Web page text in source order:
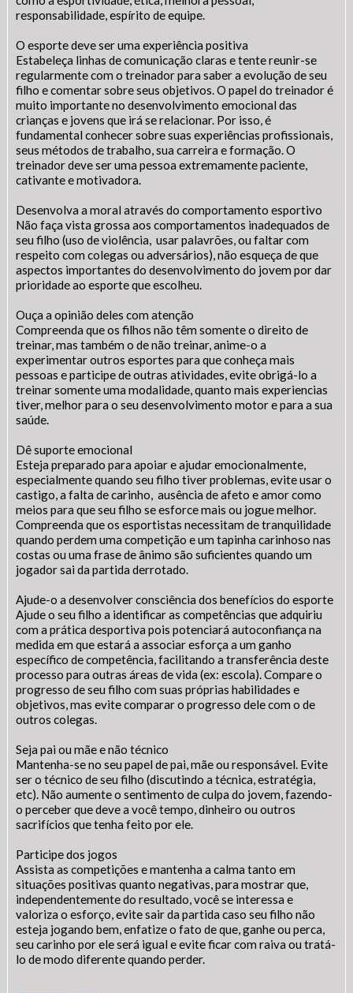
responsabilidade, espírito de equipe.
O esporte deve ser uma experiência positiva
Estabeleça linhas de comunicação claras e tente reunir-se
regularmente com o treinador para saber a evolução de seu
filho e comentar sobre seus objetivos. O papel do treinador é
muito importante no desenvolvimento emocional das
crianças e jovens que irá se relacionar. Por isso, é
fundamental conhecer sobre suas experiências profissionais,
seus métodos de trabalho, sua carreira e formação. O
treinador deve ser uma pessoa extremamente paciente,
cativante e motivadora.
Desenvolva a moral através do comportamento esportivo
Não faça vista grossa aos comportamentos inadequados de
seu filho (uso de violência, usar palavrões, ou faltar com
respeito com colegas ou adversários), não esqueça de que
aspectos importantes do desenvolvimento do jovem por dar
prioridade ao esporte que escolheu.
Ouça a opinião deles com atenção
Compreenda que os filhos não têm somente o direito de
treinar, mas também o de não treinar, anime-o a
experimentar outros esportes para que conheça mais
pessoas e participe de outras atividades, evite obrigá-lo a
treinar somente uma modalidade, quanto mais experiencias
tiver, melhor para o seu desenvolvimento motor e para a sua
saúde.
Dê suporte emocional
Esteja preparado para apoiar e ajudar emocionalmente,
especialmente quando seu filho tiver problemas, evite usar o
castigo, a falta de carinho, ausência de afeto e amor como
meios para que seu filho se esforce mais ou jogue melhor.
Compreenda que os esportistas necessitam de tranquilidade
quando perdem uma competição e um tapinha carinhoso nas
costas ou uma frase de ânimo são suficientes quando um
jogador sai da partida derrotado.
Ajude-o a desenvolver consciência dos benefícios do esporte
Ajude o seu filho a identificar as competências que adquiriu
com a prática desportiva pois potenciará autoconfiança na
medida em que estará a associar esforça a um ganho
específico de competência, facilitando a transferência deste
processo para outras áreas de vida (ex: escola). Compare o
progresso de seu filho com suas próprias habilidades e
objetivos, mas evite comparar o progresso dele com o de
outros colegas.
Seja pai ou mãe e não técnico
Mantenha-se no seu papel de pai, mãe ou responsável. Evite
ser o técnico de seu filho (discutindo a técnica, estratégia,
etc). Não aumente o sentimento de culpa do jovem, fazendo-
o perceber que deve a você tempo, dinheiro ou outros
sacrifícios que tenha feito por ele.
Participe dos jogos
Assista as competições e mantenha a calma tanto em
situações positivas quanto negativas, para mostrar que,
independentemente do resultado, você se interessa e
valoriza o esforço, evite sair da partida caso seu filho não
esteja jogando bem, enfatize o fato de que, ganhe ou perca,
seu carinho por ele será igual e evite ficar com raiva ou tratá-
lo de modo diferente quando perder.
Fonte normal: Clique na letra A
Aumentar a fonte: Clique na letra A+
Layout
Para alterar a cor do layout escuro/claro e vice versa
clique no ícone meia lua.
Senha
Senha
Enviar
Setor Responsável:Ouvidoria
E-mail:ouvidoria@novorepartimento.pa.gov.br
Telefone:(94) (94) 99139-5479
Endereço:Avenida dos Girassóis, Qd. 25, nº 15 – Bairro
Morumbi
CEP: 68.473-000
Novo Repartimento - PA
Horário de Atendimento Presencial: 08h às 14h